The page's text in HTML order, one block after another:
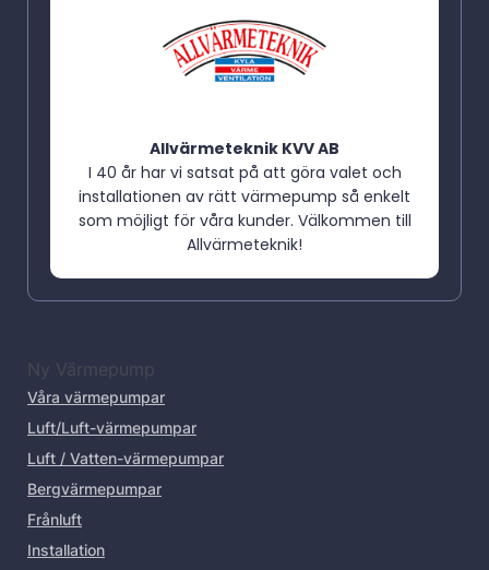
Allvärmeteknik KVV AB
I 40 år har vi satsat på att göra valet och
installationen av rätt värmepump så enkelt
som möjligt för våra kunder. Välkommen till
Allvärmeteknik!
Ny Värmepump
Våra värmepumpar
Luft/Luft-värmepumpar
Luft / Vatten-värmepumpar
Bergvärmepumpar
Frånluft
Installation